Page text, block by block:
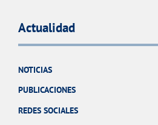
Actualidad
NOTICIAS
PUBLICACIONES
REDES SOCIALES